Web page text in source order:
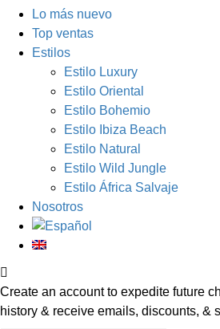
Lo más nuevo
Top ventas
Estilos
Estilo Luxury
Estilo Oriental
Estilo Bohemio
Estilo Ibiza Beach
Estilo Natural
Estilo Wild Jungle
Estilo África Salvaje
Nosotros
Create an account to expedite future
history & receive emails, discounts, &